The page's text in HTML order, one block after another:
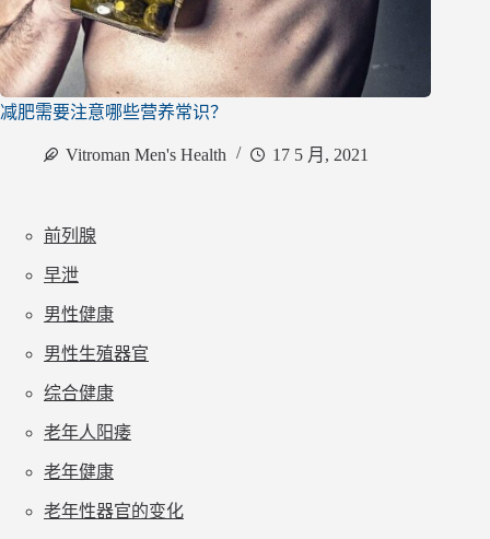
减肥需要注意哪些营养常识？
Vitroman Men's Health 17 5 月, 2021
前列腺
早泄
男性健康
男性生殖器官
综合健康
老年人阳痿
老年健康
老年性器官的变化